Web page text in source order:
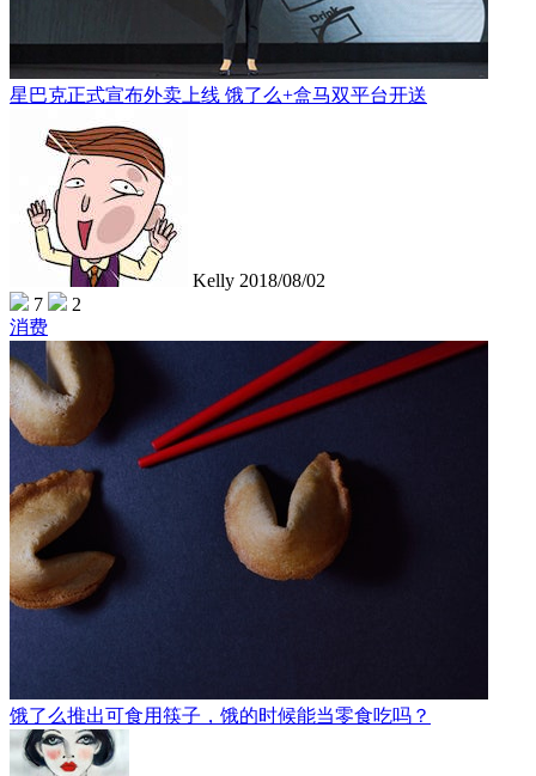
星巴克正式宣布外卖上线 饿了么+盒马双平台开送
Kelly 2018/08/02
7
2
消费
饿了么推出可食用筷子，饿的时候能当零食吃吗？